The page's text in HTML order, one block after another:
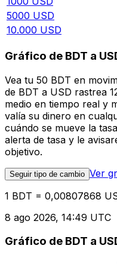
5000 USD
10.000 USD
Gráfico de BDT a
Vea tu 50 BDT en
de BDT a USD rastrea
medio en tiempo real y
valía su dinero en
cuándo se mueve la
alerta de tasa y le
objetivo.
Seguir tipo de cambio Ver
1 BDT = 0,00807868
8 ago 2026, 14:49 UTC
Gráfico de BDT a